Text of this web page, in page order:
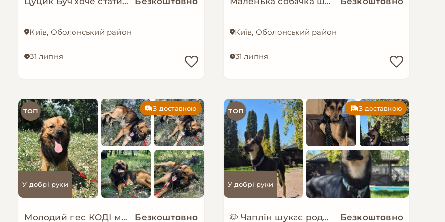
Київ, Оболонський район
31 липня
Київ, Оболонський район
31 липня
ТОП З доставкою
У добрі руки
Молодий пес КОДІ мріє знову стати домашнім! Безкоштовно
ТОП З доставкою
У добрі руки
🐶 Чаплін шукає родину Безкоштовно